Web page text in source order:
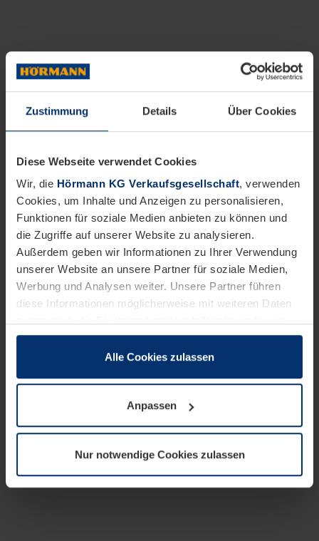
Zustimmung Details Über Cookies
Diese Webseite verwendet Cookies
Wir, die Hörmann KG Verkaufsgesellschaft, verwenden
Cookies, um Inhalte und Anzeigen zu personalisieren,
Funktionen für soziale Medien anbieten zu können und
die Zugriffe auf unserer Website zu analysieren.
Außerdem geben wir Informationen zu Ihrer Verwendung
unserer Website an unsere Partner für soziale Medien,
Werbung und Analysen weiter. Unsere Partner führen
diese Informationen möglicherweise mit weiteren Daten
sie im Rahmen Ihrer Nutzung der Dienste gesammelt
wenn diese für den Betrieb dieser Seite unbedingt
notwendig sind. Für alle anderen Cookie-Typen benötigen
wir Ihre Erlaubnis. Ihre Einwilligung können Sie jederzeit
Datenschutzerklärungunserer Website ändern oder
widerrufen.
Alle Cookies zulassen
Anpassen
Nur notwendige Cookies zulassen